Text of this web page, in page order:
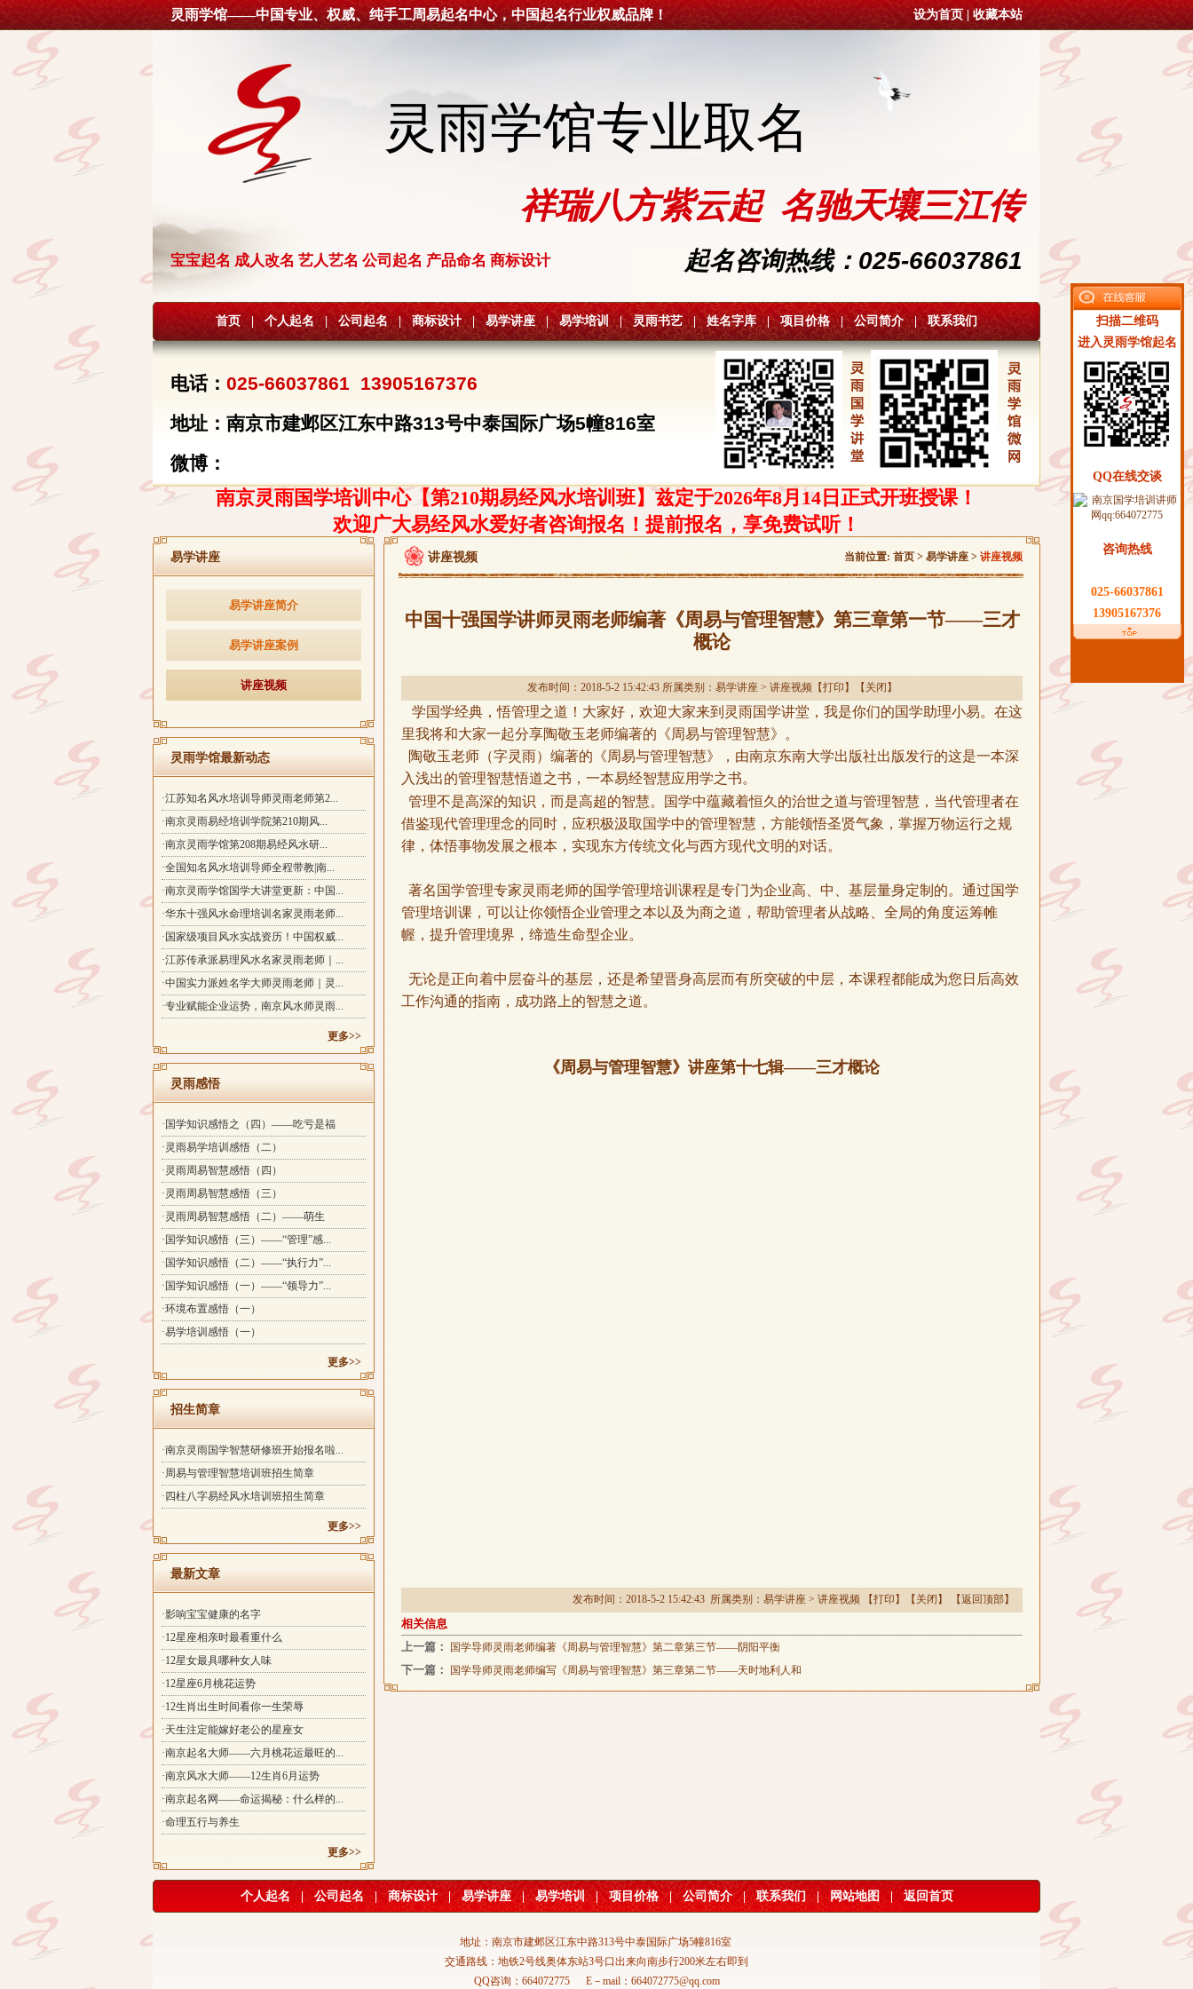
扫描二维码
进入灵雨学馆起名
QQ在线交谈
咨询热线
025-66037861
13905167376
灵雨学馆——中国专业、权威、纯手工周易起名中心，中国起名行业权威品牌！ 设为首页 收藏本站
灵雨学馆专业取名
祥瑞八方紫云起 名驰天壤三江传
宝宝起名 成人改名 艺人艺名 公司起名 产品命名 商标设计 起名咨询热线：025-66037861
首页 | 个人起名 | 公司起名 | 商标设计 | 易学讲座 | 易学培训 | 灵雨书艺 | 姓名字库 | 项目价格 公司简介 联系我们
电话： 025-66037861 13905167376
地址：南京市建邺区江东中路313号中泰国际广场5幢816室
微博：
南京灵雨国学培训中心【第210期易经风水培训班】兹定于2026年8月14日正式开班授课！
欢迎广大易经风水爱好者咨询报名！提前报名，享免费试听！
易学讲座
易学讲座简介
易学讲座案例
讲座视频
灵雨学馆最新动态
·江苏知名风水培训导师灵雨老师第2...
·南京灵雨易经培训学院第210期风...
·南京灵雨学馆第208期易经风水研...
·全国知名风水培训导师全程带教|南...
·南京灵雨学馆国学大讲堂更新：中国...
·华东十强风水命理培训名家灵雨老师...
·国家级项目风水实战资历！中国权威...
·江苏传承派易理风水名家灵雨老师｜...
·中国实力派姓名学大师灵雨老师｜灵...
·专业赋能企业运势，南京风水师灵雨...
更多>>
灵雨感悟
·国学知识感悟之（四）——吃亏是福
·灵雨易学培训感悟（二）
·灵雨周易智慧感悟（四）
·灵雨周易智慧感悟（三）
·灵雨周易智慧感悟（二）——萌生
·国学知识感悟（三）——“管理”感...
·国学知识感悟（二）——“执行力”...
·国学知识感悟（一）——“领导力”...
·环境布置感悟（一）
·易学培训感悟（一）
更多>>
招生简章
·南京灵雨国学智慧研修班开始报名啦...
·周易与管理智慧培训班招生简章
·四柱八字易经风水培训班招生简章
更多>>
最新文章
·影响宝宝健康的名字
·12星座相亲时最看重什么
·12星女最具哪种女人味
·12星座6月桃花运势
·12生肖出生时间看你一生荣辱
·天生注定能嫁好老公的星座女
·南京起名大师——六月桃花运最旺的...
·南京风水大师——12生肖6月运势
·南京起名网——命运揭秘：什么样的...
·命理五行与养生
更多>>
讲座视频 当前位置: 首页 > 易学讲座 > 讲座视频
中国十强国学讲师灵雨老师编著《周易与管理智慧》第三章第一节——三才
概论
发布时间：2018-5-2 15:42:43 所属类别： 易学讲座> 讲座视频【打印 】【 关闭 】
学国学经典，悟管理之道！大家好，欢迎大家来到灵雨国学讲堂，我是你们的国学助理小易。在这
里我将和大家一起分享陶敬玉老师编著的《周易与管理智慧》。
陶敬玉老师（字灵雨）编著的《周易与管理智慧》，由南京东南大学出版社出版发行的这是一本深
入浅出的管理智慧悟道之书，一本易经智慧应用学之书。
管理不是高深的知识，而是高超的智慧。国学中蕴藏着恒久的治世之道与管理智慧，当代管理者在
借鉴现代管理理念的同时，应积极汲取国学中的管理智慧，方能领悟圣贤气象，掌握万物运行之规
律，体悟事物发展之根本，实现东方传统文化与西方现代文明的对话。
著名国学管理专家灵雨老师的国学管理培训课程是专门为企业高、中、基层量身定制的。通过国学
管理培训课，可以让你领悟企业管理之本以及为商之道，帮助管理者从战略、全局的角度运筹帷
幄，提升管理境界，缔造生命型企业。
无论是正向着中层奋斗的基层，还是希望晋身高层而有所突破的中层，本课程都能成为您日后高效
工作沟通的指南，成功路上的智慧之道。
《周易与管理智慧》讲座第十七辑——三才概论
发布时间：2018-5-2 15:42:43 所属类别： 易学讲座 > 讲座视频 【打印 】【 关闭 】 【返回顶部】
相关信息
上一篇：
国学导师灵雨老师编著《周易与管理智慧》第二章第三节——阴阳平衡
下一篇： 国学导师灵雨老师编写《周易与管理智慧》第三章第二节——天时地利人和
个人起名 公司起名 | 商标设计 | 易学讲座 | 易学培训 | 项目价格 | 公司简介 | 联系我们 | 网站地图 返回首页
地址：南京市建邺区江东中路313号中泰国际广场5幢816室
交通路线：地铁2号线奥体东站3号口出来向南步行200米左右即到
QQ咨询：664072775 E－mail：664072775@qq.com